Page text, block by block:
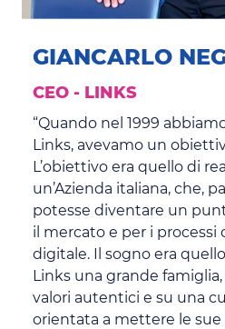
GIANCARLO
CEO - LINKS
“Quando nel 1999
Links, avevamo un
L’obiettivo era quello di
un’Azienda italiana, che,
potesse diventare un
il mercato e per i processi
digitale. Il sogno era
Links una grande
valori autentici e su una
orientata a mettere le